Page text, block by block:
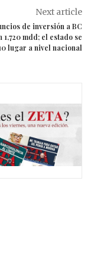
Next article
de inversión a BC
1,720 mdd; el estado se
lugar a nivel nacional